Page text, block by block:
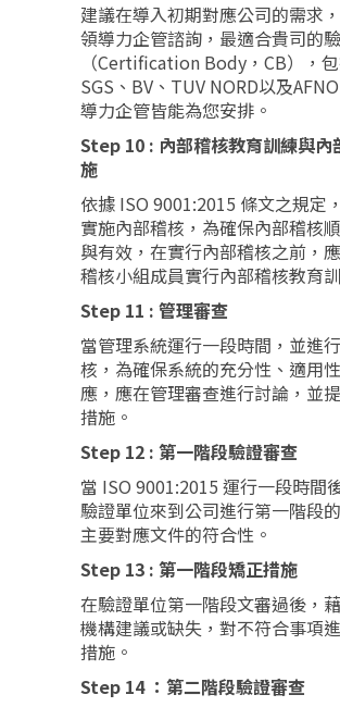
建議在導入初期對應公司的需求
領導力企管諮詢，最適合貴司的
（Certification Body，CB），包
SGS、BV、TUV NORD以及
導力企管皆能為您安排。
Step 10 : 內部稽核教育訓練與內
施
依據 ISO 9001:2015 條文之規定
實施內部稽核，為確保內部稽核
與有效，在實行內部稽核之前，
稽核小組成員實行內部稽核教育
Step 11 : 管理審查
當管理系統運行一段時間，並進
核，為確保系統的充分性、適用
應，應在管理審查進行討論，並
措施。
Step 12 : 第一階段驗證審查
當 ISO 9001:2015 運行一段時間
驗證單位來到公司進行第一階段
主要對應文件的符合性。
Step 13 : 第一階段矯正措施
在驗證單位第一階段文審過後，
機構建議或缺失，對不符合事項
措施。
Step 14 ：第二階段驗證審查